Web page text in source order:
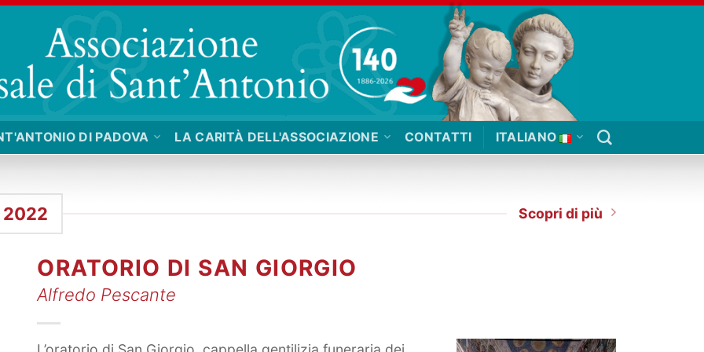
DI PADOVA LA CARITÀ DELL'ASSOCIAZIONE CONTATTI ITALIANO
2022 Scopri di più
ORATORIO DI SAN GIORGIO
Alfredo Pescante